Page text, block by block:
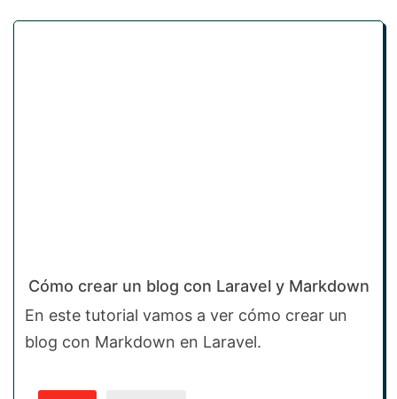
Cómo crear un blog con Laravel y Markdown
En este tutorial vamos a ver cómo crear un
blog con Markdown en Laravel.